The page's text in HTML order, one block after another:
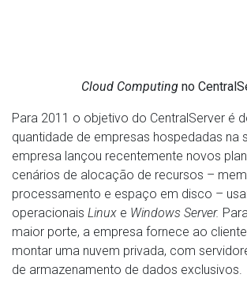
Cloud Computingno
Para 2011 o objetivo do CentralServer é
quantidade de empresas hospedadas na
empresa lançou recentemente novos
cenários de alocação de recursos –
processamento e espaço em disco –
operacionais Linux e Windows Server.
maior porte, a empresa fornece ao
montar uma nuvem privada, com
de armazenamento de dados exclusivos.